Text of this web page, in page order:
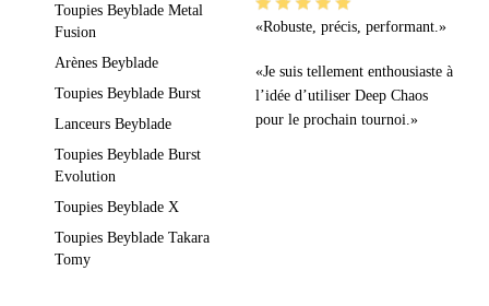
Toupies Beyblade Metal
Fusion
Arènes Beyblade
Toupies Beyblade Burst
Lanceurs Beyblade
Toupies Beyblade Burst
Evolution
Toupies Beyblade X
Toupies Beyblade Takara
Tomy
«Robuste, précis, performant.»
«Je suis tellement enthousiaste à
l’idée d’utiliser Deep Chaos
pour le prochain tournoi.»